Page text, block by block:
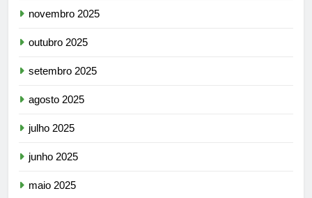
novembro 2025
outubro 2025
setembro 2025
agosto 2025
julho 2025
junho 2025
maio 2025